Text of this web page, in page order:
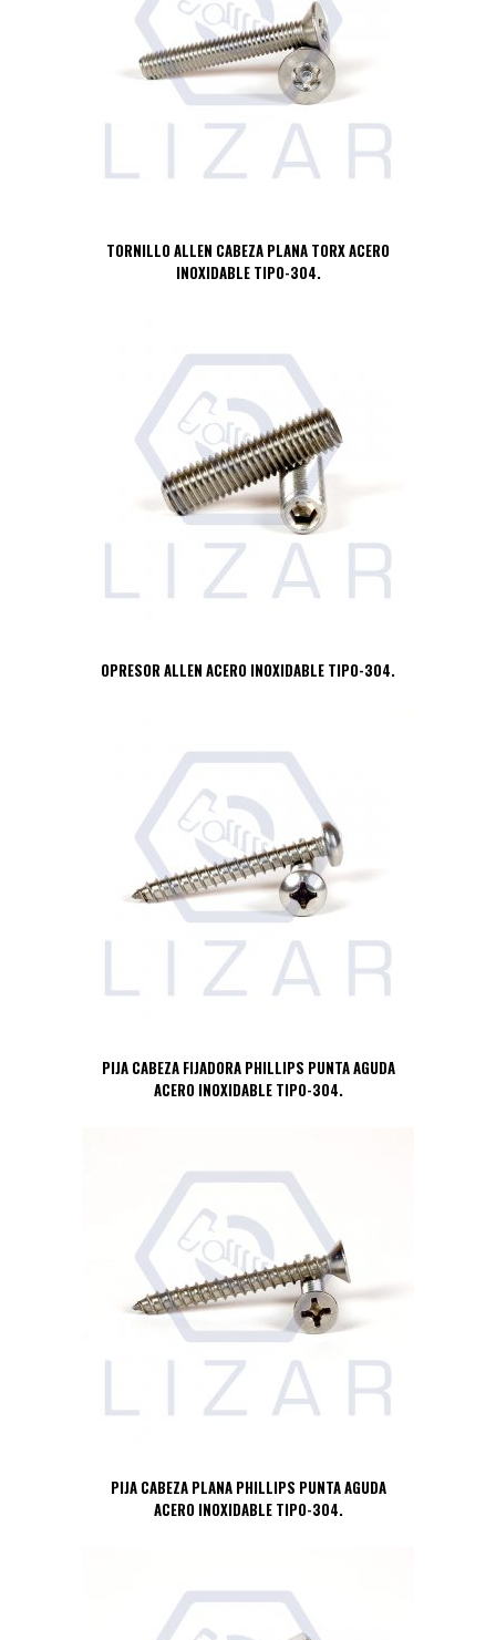
TORNILLO ALLEN CABEZA PLANA TORX ACERO
INOXIDABLE TIPO-304.
OPRESOR ALLEN ACERO INOXIDABLE TIPO-304.
PIJA CABEZA FIJADORA PHILLIPS PUNTA AGUDA
ACERO INOXIDABLE TIPO-304.
PIJA CABEZA PLANA PHILLIPS PUNTA AGUDA
ACERO INOXIDABLE TIPO-304.